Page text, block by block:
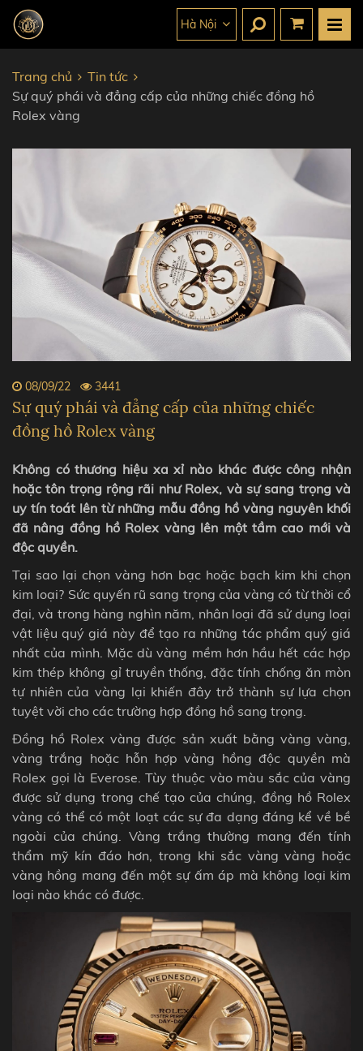
Hà Nội
Trang chủ
Tin tức
Sự quý phái và đẳng cấp của những chiếc đồng hồ
Rolex vàng
08/09/22 3441
Sự quý phái và đẳng cấp của những chiếc
đồng hồ Rolex vàng
Không có thương hiệu xa xỉ nào khác được công nhận
hoặc tôn trọng rộng rãi như Rolex, và sự sang trọng và
uy tín toát lên từ những mẫu đồng hồ vàng nguyên khối
đã nâng đồng hồ Rolex vàng lên một tầm cao mới và
độc quyền.
Tại sao lại chọn vàng hơn bạc hoặc bạch kim khi chọn
kim loại? Sức quyến rũ sang trọng của vàng có từ thời cổ
đại, và trong hàng nghìn năm, nhân loại đã sử dụng loại
vật liệu quý giá này để tạo ra những tác phẩm quý giá
nhất của mình. Mặc dù vàng mềm hơn hầu hết các hợp
kim thép không gỉ truyền thống, đặc tính chống ăn mòn
tự nhiên của vàng lại khiến đây trở thành sự lựa chọn
tuyệt vời cho các trường hợp đồng hồ sang trọng.
Đồng hồ Rolex vàng được sản xuất bằng vàng vàng,
vàng trắng hoặc hỗn hợp vàng hồng độc quyền mà
Rolex gọi là Everose. Tùy thuộc vào màu sắc của vàng
được sử dụng trong chế tạo của chúng, đồng hồ Rolex
vàng có thể có một loạt các sự đa dạng đáng kể về bề
ngoài của chúng. Vàng trắng thường mang đến tính
thẩm mỹ kín đáo hơn, trong khi sắc vàng vàng hoặc
vàng hồng mang đến một sự ấm áp mà không loại kim
loại nào khác có được.